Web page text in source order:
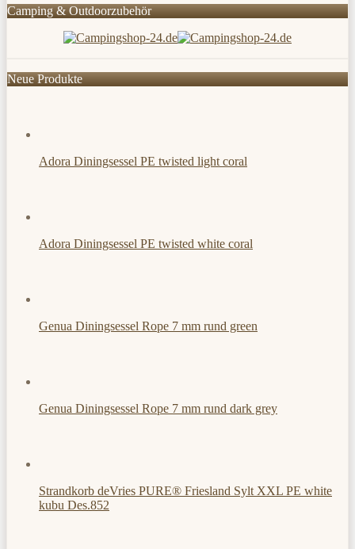
Camping & Outdoorzubehör
Neue Produkte
Adora Diningsessel PE twisted light coral
Adora Diningsessel PE twisted white coral
Genua Diningsessel Rope 7 mm rund green
Genua Diningsessel Rope 7 mm rund dark grey
Strandkorb deVries PURE® Friesland Sylt XXL PE white
kubu Des.852